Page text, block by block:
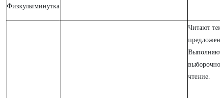
Физкультминутка
Читают
чтение.